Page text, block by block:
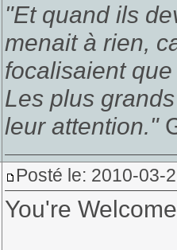
"Et quand ils
menait à rien,
focalisaient
Les plus
leur attention."
Posté le: 2010-03-
You're